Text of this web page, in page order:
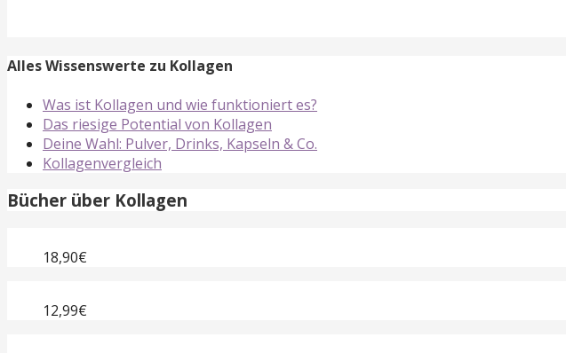
Alles Wissenswerte zu Kollagen
Was ist Kollagen und wie funktioniert es?
Das riesige Potential von Kollagen
Deine Wahl: Pulver, Drinks, Kapseln & Co.
Kollagenvergleich
Bücher über Kollagen
18,90€
12,99€